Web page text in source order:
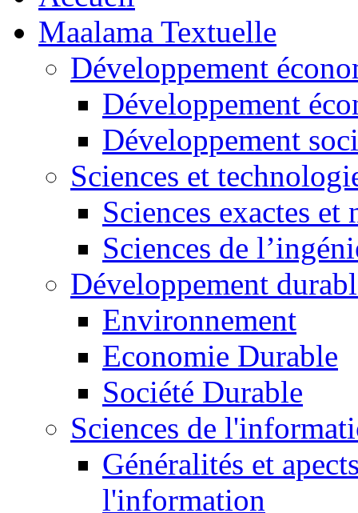
Maalama Textuelle
Développement
Développement
Développement
Sciences et
Sciences exactes et
Sciences de
Développement
Environnement
Economie Durable
Société Durable
Sciences de
Généralités et
l'information